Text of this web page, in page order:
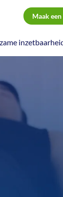
Maak